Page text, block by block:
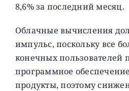
8,6% за последний месяц.
Облачные вычисления
импульс, поскольку все
конечных пользователей
программное
продукты, поэтому